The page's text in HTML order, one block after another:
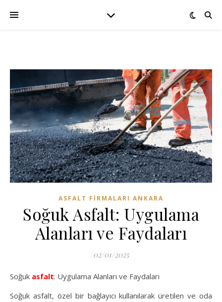
ASFALT FIRMALARI ANKARA
Soğuk Asfalt: Uygulama
Alanları ve Faydaları
02/01/2025
Soğuk asfalt: Uygulama Alanları ve Faydaları
Soğuk asfalt, özel bir bağlayıcı kullanılarak üretilen ve oda